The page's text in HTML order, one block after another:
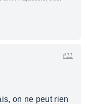
#11
on ne peut rien